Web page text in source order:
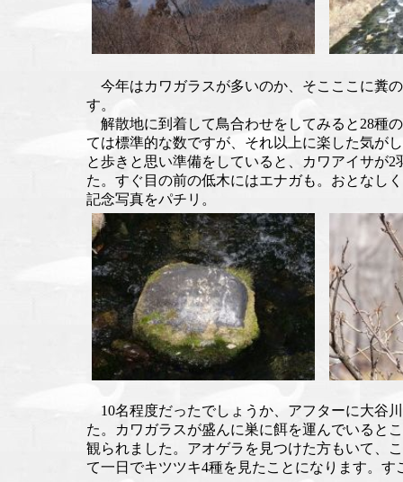
今年はカワガラスが多いのか、そこここに糞
す。
解散地に到着して鳥合わせをしてみると28種
ては標準的な数ですが、それ以上に楽した気が
と歩きと思い準備をしていると、カワアイサが2
た。すぐ目の前の低木にはエナガも。おとなし
記念写真をパチリ。
10名程度だったでしょうか、アフターに大谷
た。カワガラスが盛んに巣に餌を運んでいると
観られました。アオゲラを見つけた方もいて、
て一日でキツツキ4種を見たことになります。す